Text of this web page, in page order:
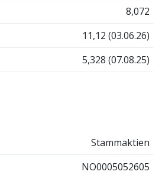
8,072
11,12 (03.06.26)
5,328 (07.08.25)
Stammaktien
NO0005052605